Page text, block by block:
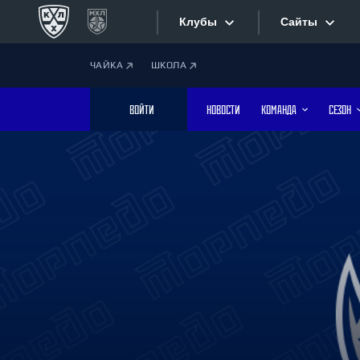
Клубы
Дивизион Боброва
Лада
Сайты
Текстовые
Фотобанк
ЧАЙКА ШКОЛА
ВОЙТИ НОВОСТИ КОМАНДА СЕЗОН